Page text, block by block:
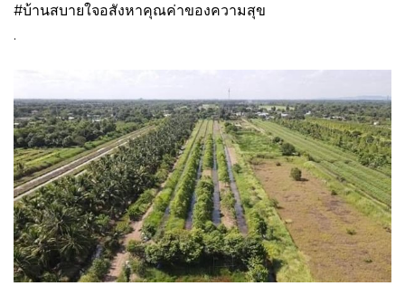
#บ้านสบายใจอสังหาคุณค่าของความสุข
.